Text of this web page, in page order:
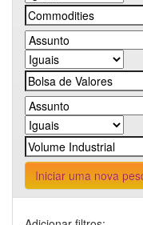
Iniciar uma nova